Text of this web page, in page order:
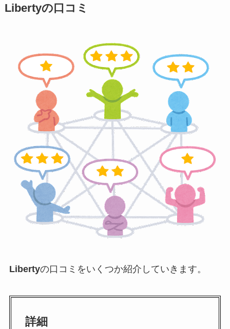
Libertyの口コミ
Libertyの口コミをいくつか紹介していきます。
詳細